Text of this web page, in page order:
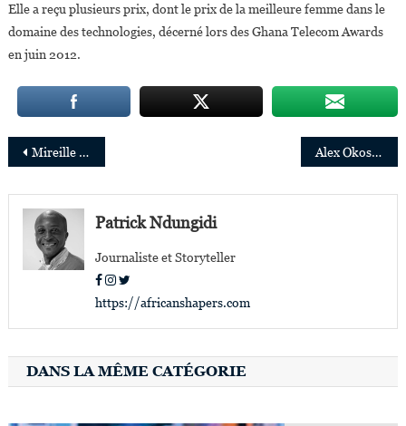
Elle a reçu plusieurs prix, dont le prix de la meilleure femme dans le
domaine des technologies, décerné lors des Ghana Telecom Awards
en juin 2012.
Navigation
de
l’article
Mireille Ngosso bouscule les codes de la politique en Autriche Alex Okosi nommé directeur général de Youtube pour les marchés émergents Europe,Moyen-Orient et Afrique
Patrick Ndungidi
Journaliste et Storyteller
https://africanshapers.com
DANS LA MÊME CATÉGORIE